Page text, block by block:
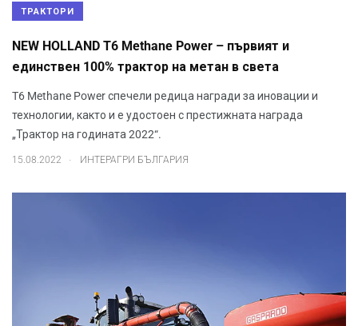
ТРАКТОРИ
NEW HOLLAND T6 Methane Power – първият и
единствен 100% трактор на метан в света
T6 Methane Power спечели редица награди за иновации и
технологии, както и е удостоен с престижната награда
„Трактор на годината 2022“.
15.08.2022 . ИНТЕРАГРИ БЪЛГАРИЯ